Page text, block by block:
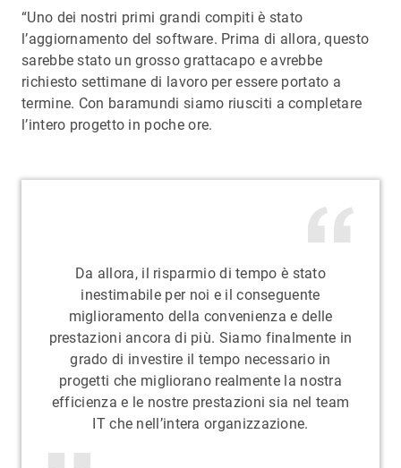
“Uno dei nostri primi grandi compiti è stato
l’aggiornamento del software. Prima di allora, questo
sarebbe stato un grosso grattacapo e avrebbe
richiesto settimane di lavoro per essere portato a
termine. Con baramundi siamo riusciti a completare
l’intero progetto in poche ore.
Da allora, il risparmio di tempo è stato
inestimabile per noi e il conseguente
miglioramento della convenienza e delle
prestazioni ancora di più. Siamo finalmente in
grado di investire il tempo necessario in
progetti che migliorano realmente la nostra
efficienza e le nostre prestazioni sia nel team
IT che nell’intera organizzazione.